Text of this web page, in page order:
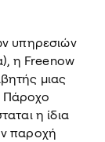
υπηρεσιών
η Freenow
μιας
Πάροχο
η ίδια
παροχή